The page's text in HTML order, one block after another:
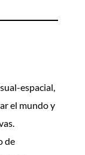
espacial,
el mundo y
de